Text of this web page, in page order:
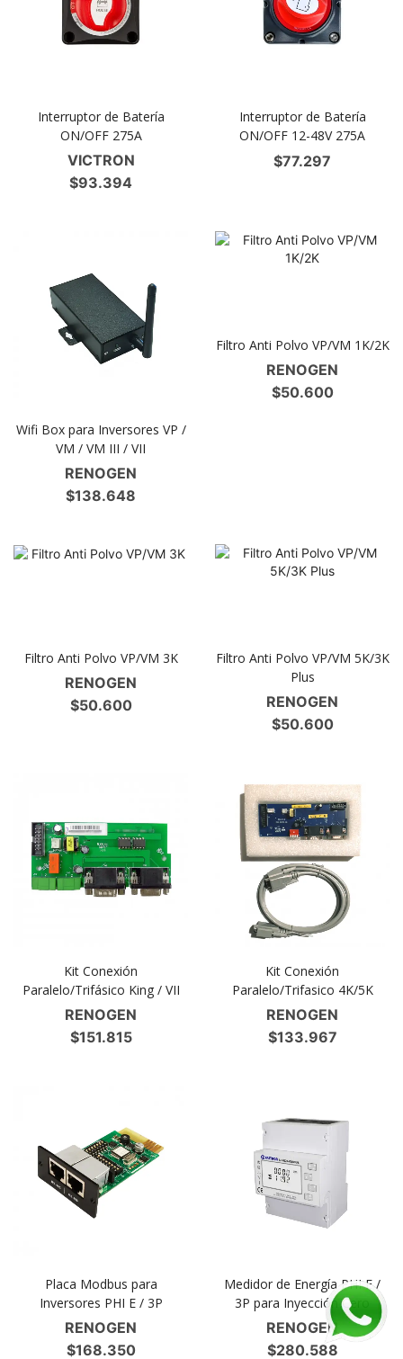
Interruptor de Batería
ON/OFF 275A
VICTRON
$93.394
Interruptor de Batería
ON/OFF 12-48V 275A
$77.297
Wifi Box para Inversores VP /
VM / VM III / VII
RENOGEN
$138.648
Filtro Anti Polvo VP/VM 1K/2K
RENOGEN
$50.600
Filtro Anti Polvo VP/VM 3K
RENOGEN
$50.600
Filtro Anti Polvo VP/VM 5K/3K
Plus
RENOGEN
$50.600
Kit Conexión
Paralelo/Trifásico King / VII
RENOGEN
$151.815
Kit Conexión
Paralelo/Trifasico 4K/5K
RENOGEN
$133.967
Placa Modbus para
Inversores PHI E / 3P
RENOGEN
$168.350
Medidor de Energía PHI E /
3P para Inyección Cero
RENOGEN
$280.588